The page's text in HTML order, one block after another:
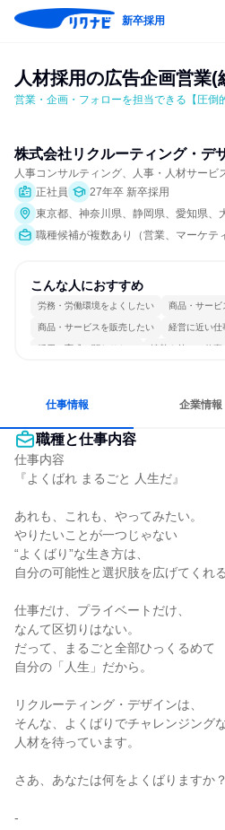
新卒採用
人材採用の広告企画営業(
営業・企画・フォローを担当できる【圧倒
株式会社リクルーティング・デ
人事コンサルティング、人事・人材サービ
正社員
27年卒 新卒採用
東京都、神奈川県、静岡県、愛知県、
職種候補が複数あり（営業、マーケテ
こんな人におすすめ
労務・労働環境をよくしたい 商品・サービ
商品・サービスを販売したい 経営に近い仕
採用・育成に関わりたい 情熱を持って仕事
仕事情報 企業情報
職種と仕事内容
仕事内容
『よくばれ まるごと 人生だ』
あれも、これも、やってみたい。
やりたいことが一つじゃない
“よくばり”な生き方は、
自分の可能性と選択肢を広げてくれる
仕事だけ、プライベートだけ、
なんて区切りはない。
だって、まるごと全部ひっくるめて
自分の「人生」だから。
リクルーティング・デザインは、
そんな、よくばりでチャレンジング
人材を待っています。
さあ、あなたは何をよくばりますか？
-